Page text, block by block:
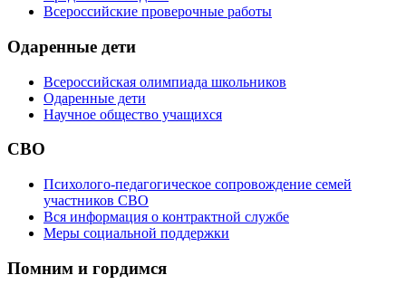
Всероссийские проверочные работы
Одаренные дети
Всероссийская олимпиада школьников
Одаренные дети
Научное общество учащихся
СВО
Психолого-педагогическое сопровождение семей
участников СВО
Вся информация о контрактной службе
Меры социальной поддержки
Помним и гордимся